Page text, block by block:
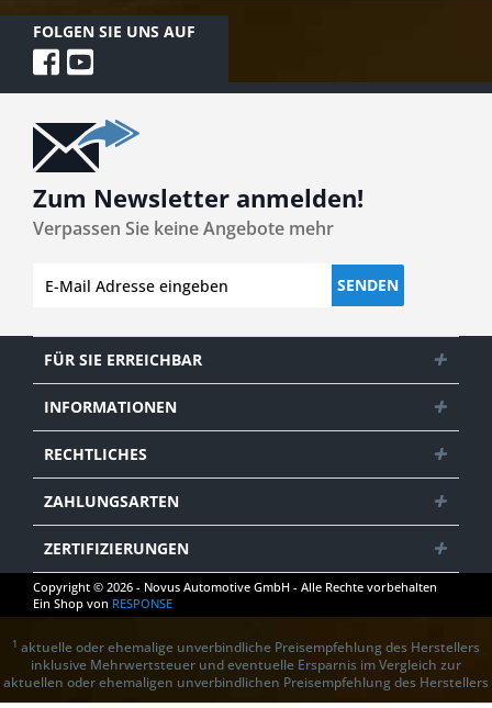
FOLGEN SIE UNS AUF
Zum Newsletter anmelden!
Verpassen Sie keine Angebote mehr
SENDEN
FÜR SIE ERREICHBAR
INFORMATIONEN
RECHTLICHES
ZAHLUNGSARTEN
ZERTIFIZIERUNGEN
Copyright © 2026 - Novus Automotive GmbH - Alle Rechte vorbehalten
Ein Shop von RESPONSE
1 aktuelle oder ehemalige unverbindliche Preisempfehlung des Herstellers
inklusive Mehrwertsteuer und eventuelle Ersparnis im Vergleich zur
aktuellen oder ehemaligen unverbindlichen Preisempfehlung des Herstellers